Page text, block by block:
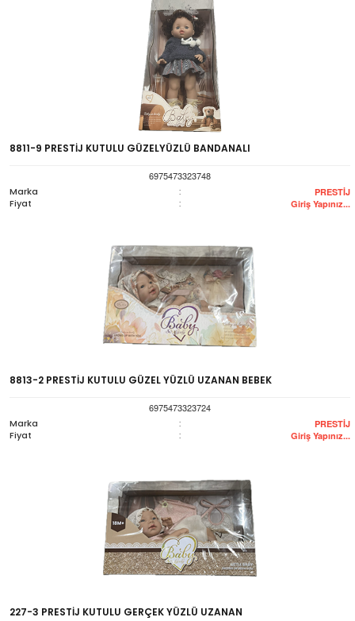
8811-9 PRESTİJ KUTULU GÜZELYÜZLÜ BANDANALI
6975473323748
Marka
: PRESTİJ
Fiyat : Giriş Yapınız...
8813-2 PRESTİJ KUTULU GÜZEL YÜZLÜ UZANAN BEBEK
6975473323724
Marka
: PRESTİJ
Fiyat : Giriş Yapınız...
227-3 PRESTİJ KUTULU GERÇEK YÜZLÜ UZANAN